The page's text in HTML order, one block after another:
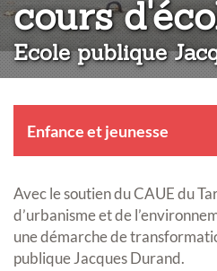
cours
Ecole publique
Enfance et jeunesse
Avec le soutien du CAUE du
d’urbanisme et de
une démarche de
publique Jacques Durand.